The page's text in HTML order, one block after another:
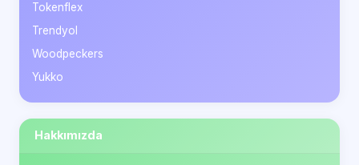
Tokenflex
Trendyol
Woodpeckers
Yukko
Hakkımızda